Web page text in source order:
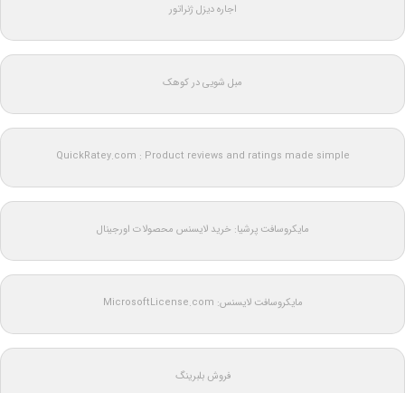
اجاره دیزل ژنراتور
مبل شویی در کوهک
QuickRatey.com : Product reviews and ratings made simple
مایکروسافت پرشیا: خرید لایسنس محصولات اورجینال
مایکروسافت لایسنس: MicrosoftLicense.com
فروش بلبرینگ